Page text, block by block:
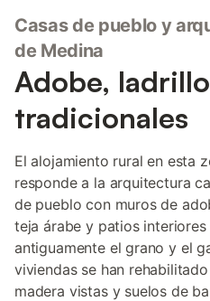
Casas de pueblo y
de Medina
Adobe,
tradicionales
El alojamiento rural en esta
responde a la arquitectura
de pueblo con muros de
teja árabe y patios
antiguamente el grano y el
viviendas se han
madera vistas y suelos de